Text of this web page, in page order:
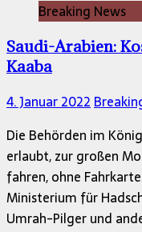
Breaking News
Saudi-Arabien:
Kaaba
4. Januar 2022
Die Behörden im
erlaubt, zur großen
fahren, ohne
Ministerium für
Umrah-Pilger und